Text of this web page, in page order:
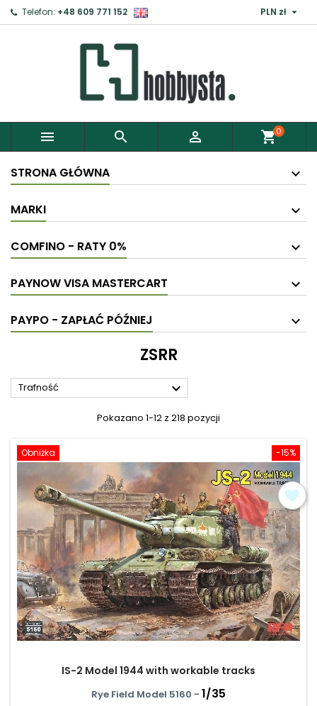
Telefon: +48 609 771 152 PLN zł 
   shopping_cart0
STRONA GŁÓWNA
MARKI
COMFINO - RATY 0%
PAYNOW VISA MASTERCART
PAYPO - ZAPŁAĆ PÓŹNIEJ
ZSRR
Trafność 
Pokazano 1-12 z 218 pozycji
-15%
Obniżka
IS-2 Model 1944 with workable tracks
Rye Field Model 5160 - 1/35
Zaloguj ×
Aby zapisać produkty do Schowka, musisz się
Anuluj Zaloguj